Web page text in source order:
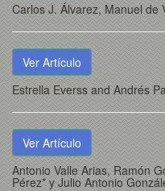
Carlos J. Álvarez, Manuel de
Ver Artículo
Estrella Everss and Andrés
Ver Artículo
Antonio Valle Arias, Ramón
Pérez* y Julio Antonio